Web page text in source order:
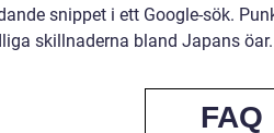
snippet i ett Google-sök.
skillnaderna bland Japans öar.
FAQ